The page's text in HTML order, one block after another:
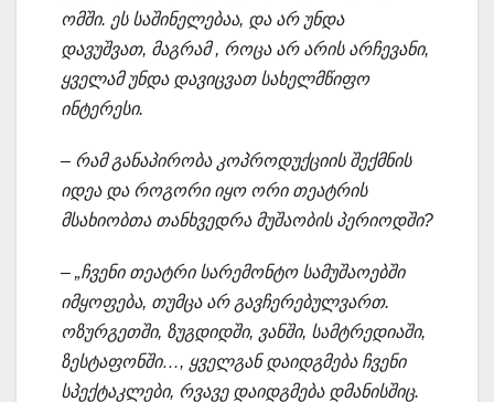
ომში. ეს საშინელებაა, და არ უნდა
დავუშვათ, მაგრამ , როცა არ არის არჩევანი,
ყველამ უნდა დავიცვათ სახელმწიფო
ინტერესი.
– რამ განაპირობა კოპროდუქციის შექმნის
იდეა და როგორი იყო ორი თეატრის
მსახიობთა თანხვედრა მუშაობის პერიოდში?
– „ჩვენი თეატრი სარემონტო სამუშაოებში
იმყოფება, თუმცა არ გავჩერებულვართ.
ოზურგეთში, ზუგდიდში, ვანში, სამტრედიაში,
ზესტაფონში…, ყველგან დაიდგმება ჩვენი
სპექტაკლები, რვავე დაიდგმება დმანისშიც.